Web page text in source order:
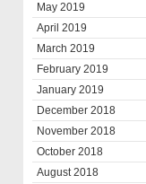
May 2019
April 2019
March 2019
February 2019
January 2019
December 2018
November 2018
October 2018
August 2018